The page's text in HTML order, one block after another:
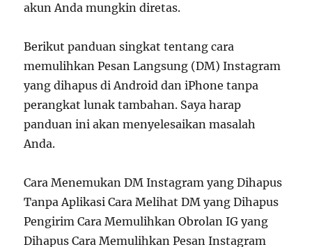
akun Anda mungkin diretas.
Berikut panduan singkat tentang cara
memulihkan Pesan Langsung (DM) Instagram
yang dihapus di Android dan iPhone tanpa
perangkat lunak tambahan. Saya harap
panduan ini akan menyelesaikan masalah
Anda.
Cara Menemukan DM Instagram yang Dihapus
Tanpa Aplikasi Cara Melihat DM yang Dihapus
Pengirim Cara Memulihkan Obrolan IG yang
Dihapus Cara Memulihkan Pesan Instagram